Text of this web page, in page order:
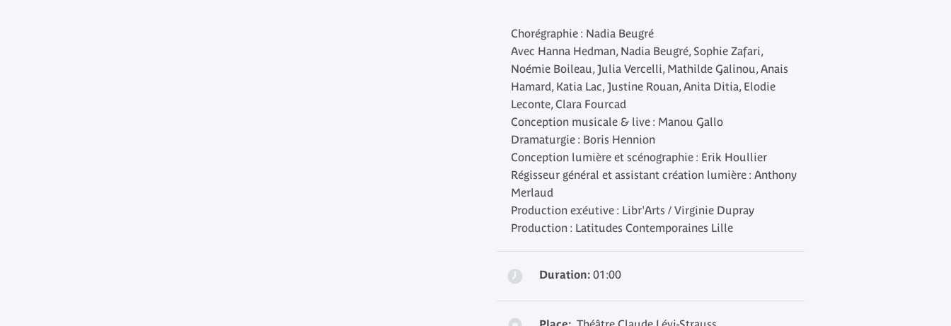
Chorégraphie : Nadia Beugré
Avec Hanna Hedman, Nadia Beugré, Sophie Zafari,
Noémie Boileau, Julia Vercelli, Mathilde Galinou, Anais
Hamard, Katia Lac, Justine Rouan, Anita Ditia, Elodie
Leconte, Clara Fourcad
Conception musicale & live : Manou Gallo
Dramaturgie : Boris Hennion
Conception lumière et scénographie : Erik Houllier
Régisseur général et assistant création lumière : Anthony
Merlaud
Production exéutive : Libr'Arts / Virginie Dupray
Production : Latitudes Contemporaines Lille
Duration: 01:00